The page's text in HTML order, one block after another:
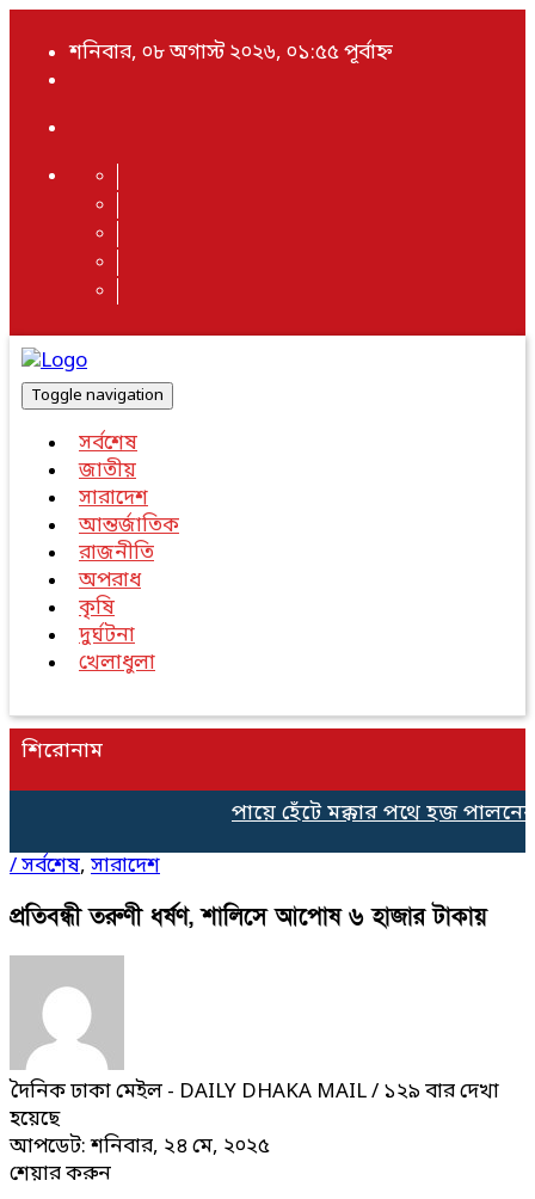
শনিবার, ০৮ অগাস্ট ২০২৬, ০১:৫৫ পূর্বাহ্ন
Toggle navigation
সর্বশেষ
জাতীয়
সারাদেশ
আন্তর্জাতিক
রাজনীতি
অপরাধ
কৃষি
দুর্ঘটনা
খেলাধুলা
শিরোনাম
পায়ে হেঁটে মক্কার পথে হজ
/সর্বশেষ, সারাদেশ
প্রতিবন্ধী তরুণী ধর্ষণ, শালিসে আপোষ ৬ হাজার টাকায়
দৈনিক ঢাকা মেইল - DAILY DHAKA MAIL/ ১২৯ বার দেখা
হয়েছে
আপডেট: শনিবার, ২৪ মে, ২০২৫
শেয়ার করুন